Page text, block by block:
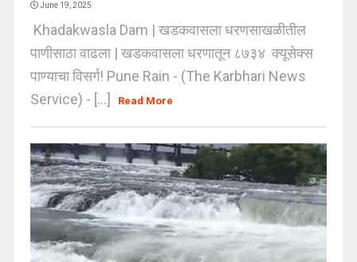
June 19, 2025
Khadakwasla Dam | खडकवासला धरणसाखळीतील
पाणीसाठा वाढला | खडकवासला धरणातून ८७३४ क्यूसेक्स
पाण्याचा विसर्ग! Pune Rain - (The Karbhari News
Service) - [...]
Read More